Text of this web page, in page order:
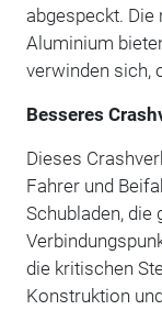
abgespeckt. Die
Aluminium
verwinden sich,
Besseres
Dieses
Fahrer und
Schubladen, die
die kritischen
Konstruktion